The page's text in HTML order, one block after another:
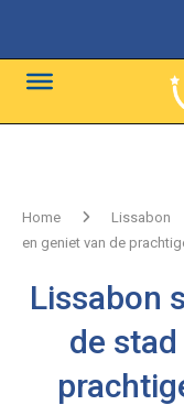
Home Lissabon
en geniet van de
Lissabon
de